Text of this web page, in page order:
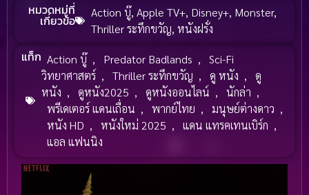
หมวดหมู่ที่
เกี่ยวข้อ
Action บู๊, Apple TV+, Disney+, Monster,
Thriller ระทึกขวัญ, หนังฝรั่ง
แท็ก Action บู๊ , Predator Badlands ,
Sci-Fi
วิทยาศาสตร์ , Thriller ระทึกขวัญ , ดู หนัง ,
ดู
หนัง , ดูหนัง2025 , ดูหนังออนไลน์ , นักล่า ,
พรีเดเตอร์ แดนเถื่อน , พากย์ไทย , มนุษย์ต่างดาว ,
หนัง HD , หนังใหม่ 2025 , แดน แทรคเทนเบิร์ก ,
แอล แฟนนิง